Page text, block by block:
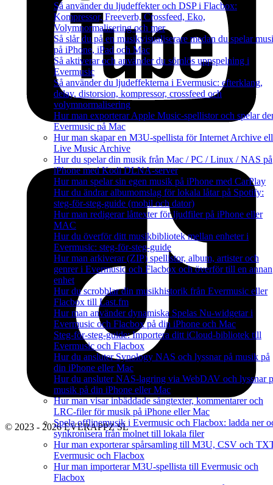
Så använder du ljudeffekter och DSP i Flacbox:
Kompressor, Freeverb, Crossfeed, Eko,
Volymnormalisering och mer
Så slår du på en musikvisualiserare medan du spelar
på iPhone, iPad och Mac
Så aktiverar och använder du sömlös uppspelning i
Evermusic
Så använder du ljudeffekterna i Evermusic: efterklang,
delay, distorsion, kompressor, crossfeed och
volymnormalisering
Hur man exporterar Apple Music-spellistor och spelar
Evermusic på Mac
Hur man skapar en M3U-spellista för Internet Archive
Live Music Archive
Hur du spelar din musik från Mac / PC / Linux / NAS på
iPhone med Kodi DLNA-server
Hur man spelar sin egen musik på iPhone med CarPlay
Hur du ändrar albumomslag för lokala låtar på Spotify:
steg-för-steg-guide (mobil och dator)
Hur man redigerar låttexter för ljudfiler på iPhone eller
MAC
Hur du överför ditt musikbibliotek mellan enheter i
Evermusic: steg-för-steg-guide
Hur man arkiverar (ZIP) spellistor, album, artister och
genrer i Evermusic och Flacbox och överför till en annan
enhet
Hur du scrobblar din musikhistorik från Evermusic eller
Flacbox till Last.fm
Hur man använder dynamiska Spelas Nu-widgetar i
Evermusic och Flacbox på din iPhone och Mac
Steg-för-steg-guide: Importera ditt iCloud-bibliotek till
Evermusic och Flacbox
Hur du ansluter Synology NAS och lyssnar på musik på
din iPhone eller Mac
Hur du ansluter NAS-lagring via WebDAV och lyssnar
musik på din iPhone eller Mac
Hur man visar inbäddade sångtexter, kommentarer och
LRC-filer för musik på iPhone eller Mac
Spela offlinemusik i Evermusic och Flacbox: ladda ner
synkronisera från molnet till lokala filer
Hur man exporterar spårsamling till M3U, CSV och
Evermusic och Flacbox
Hur man importerar M3U-spellista till Evermusic och
Flacbox
© 2023 - 2026 EVERAPPZ SL